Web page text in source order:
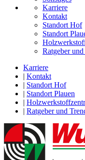
Karriere
Kontakt
Standort Hof
Standort
Ratgeber
Karriere
| Kontakt
| Standort Hof
| Standort Plauen
|
| Ratgeber und